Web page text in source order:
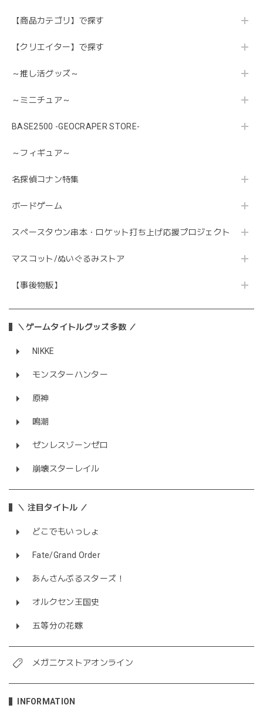
【商品カテゴリ】で探す
【クリエイター】で探す
～推し活グッズ～
～ミニチュア～
BASE2500 -GEOCRAPER STORE-
～フィギュア～
名探偵コナン特集
ボードゲーム
スペースタウン串本・ロケット打ち上げ応援プロジェクト
マスコット/ぬいぐるみストア
【事後物販】
＼ゲームタイトルグッズ多数 ／
NIKKE
モンスターハンター
原神
鳴潮
ゼンレスゾーンゼロ
崩壊スターレイル
＼ 注目タイトル ／
どこでもいっしょ
Fate/Grand Order
あんさんぶるスターズ！
オルクセン王国史
五等分の花嫁
メガニケストアオンライン
INFORMATION